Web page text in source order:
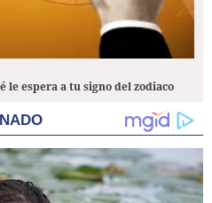
le espera a tu signo del zodiaco